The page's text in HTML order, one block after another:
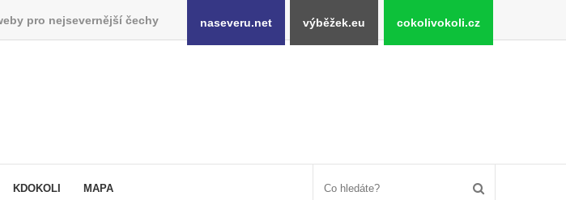
pro nejsevernější čechy naseveru.net výběžek.eu cokolivokoli.cz
KDOKOLI MAPA